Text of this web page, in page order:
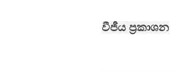
වීජීය ප්‍රකාශන